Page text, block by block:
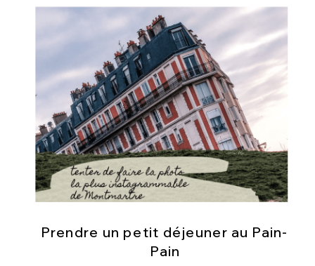
Prendre un petit déjeuner au Pain-
Pain